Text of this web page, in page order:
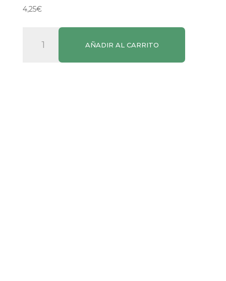
4,25€
cantidad
AÑADIR AL CARRITO